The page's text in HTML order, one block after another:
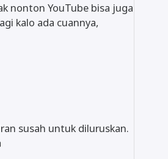
nonton YouTube bisa juga
kalo ada cuannya,
susah untuk diluruskan.